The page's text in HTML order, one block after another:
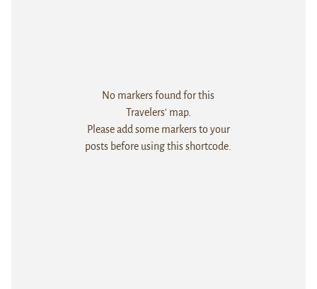
No markers found for this
Travelers' map.
Please add some markers to your
posts before using this shortcode.